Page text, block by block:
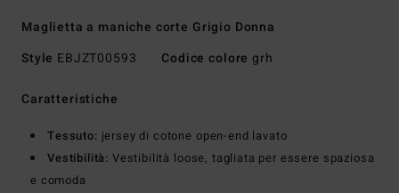
Maglietta a maniche corte Grigio Donna
Style EBJZT00593 Codice colore grh
Caratteristiche
Tessuto: jersey di cotone open-end lavato
Vestibilità: Vestibilità loose, tagliata per essere spaziosa
e comoda